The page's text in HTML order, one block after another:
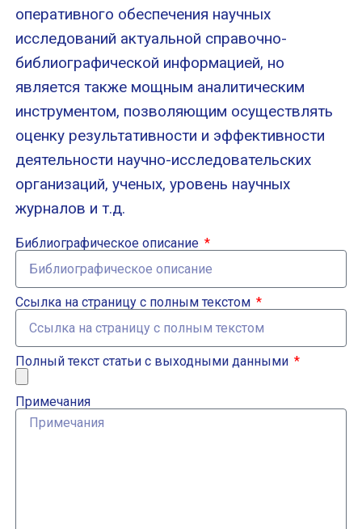
оперативного обеспечения научных
исследований актуальной справочно-
библиографической информацией, но
является также мощным аналитическим
инструментом, позволяющим осуществлять
оценку результативности и эффективности
деятельности научно-исследовательских
организаций, ученых, уровень научных
журналов и т.д.
Библиографическое описание
Ссылка на страницу с полным текстом
Полный текст статьи с выходными данными
Примечания